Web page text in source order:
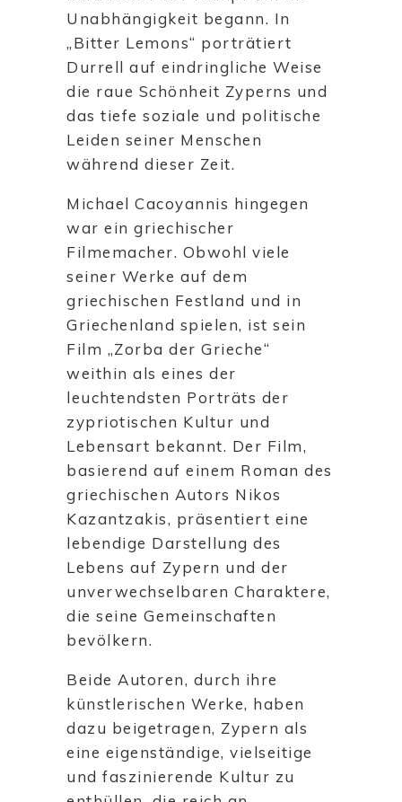
Unabhängigkeit begann. In
„Bitter Lemons“ porträtiert
Durrell auf eindringliche Weise
die raue Schönheit Zyperns und
das tiefe soziale und politische
Leiden seiner Menschen
während dieser Zeit.
Michael Cacoyannis hingegen
war ein griechischer
Filmemacher. Obwohl viele
seiner Werke auf dem
griechischen Festland und in
Griechenland spielen, ist sein
Film „Zorba der Grieche“
weithin als eines der
leuchtendsten Porträts der
zypriotischen Kultur und
Lebensart bekannt. Der Film,
basierend auf einem Roman des
griechischen Autors Nikos
Kazantzakis, präsentiert eine
lebendige Darstellung des
Lebens auf Zypern und der
unverwechselbaren Charaktere,
die seine Gemeinschaften
bevölkern.
Beide Autoren, durch ihre
künstlerischen Werke, haben
dazu beigetragen, Zypern als
eine eigenständige, vielseitige
und faszinierende Kultur zu